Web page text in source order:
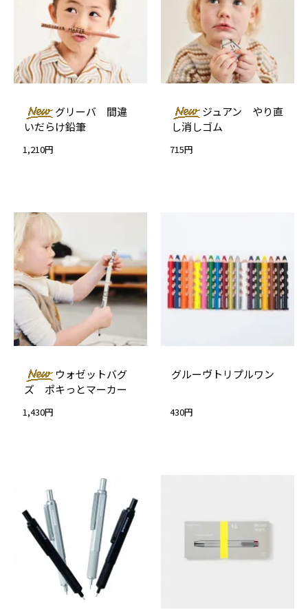
グリーバ 間違
いだらけ鉛筆
1,210円
ジュアン やり直
し消しゴム
715円
ウォゼットバグ
ズ ポキっとマーカー
1,430円
グルーヴトリプルワン
430円